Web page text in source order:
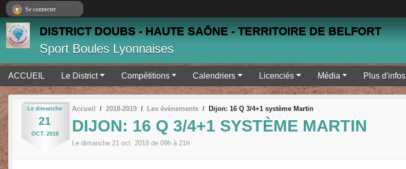
DISTRICT DOUBS - HAUTE SAÔNE - TERRITOIRE DE BELFORT
Sport Boules Lyonnaises
ACCUEIL Le District Compétitions Calendriers Licenciés Média Plus d'infos
Le dimanche
21
OCT. 2018
Accueil 2018-2019 Les évènements Dijon: 16 Q 3/4+1 système Martin
DIJON: 16 Q 3/4+1 SYSTÈME MARTIN
Le dimanche 21 oct. 2018 de 09h à 21h
Se connecter
Panneau de gestion des cookies